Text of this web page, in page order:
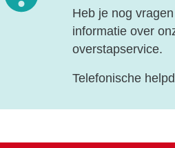
Heb je nog
informatie over
overstapservice.
Telefonische